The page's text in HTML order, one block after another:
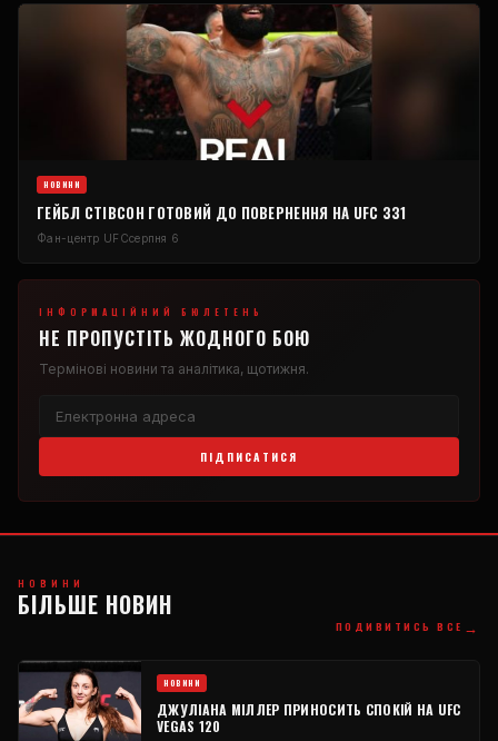
НОВИНИ
ГЕЙБЛ СТІВСОН ГОТОВИЙ ДО ПОВЕРНЕННЯ НА UFC 331
Фан-центр UFCсерпня 6
ІНФОРМАЦІЙНИЙ БЮЛЕТЕНЬ
НЕ ПРОПУСТІТЬ ЖОДНОГО БОЮ
Термінові новини та аналітика, щотижня.
ПІДПИСАТИСЯ
НОВИНИ
БІЛЬШЕ НОВИН
ПОДИВИТИСЬ ВСЕ →
НОВИНИ
ДЖУЛІАНА МІЛЛЕР ПРИНОСИТЬ СПОКІЙ НА UFC
VEGAS 120